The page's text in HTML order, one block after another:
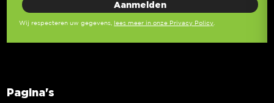
Wij respecteren uw gegevens, lees meer in onze Privacy Policy
Pagina's